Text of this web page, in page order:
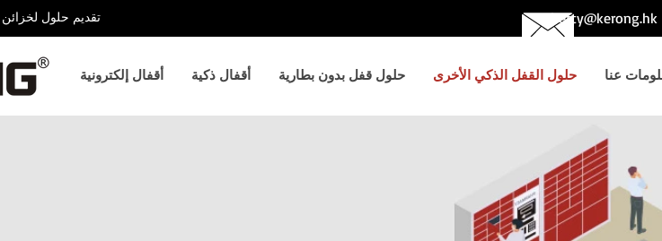
تقديم حلول لخزائن betty@kerong.hk
أقفال إلكترونية أقفال ذكية حلول قفل بدون بطارية حلول القفل الذكي الأخرى عنا